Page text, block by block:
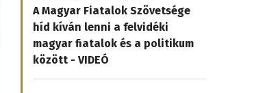
A Magyar Fiatalok Szövetsége
híd kíván lenni a felvidéki
magyar fiatalok és a politikum
között - VIDEÓ